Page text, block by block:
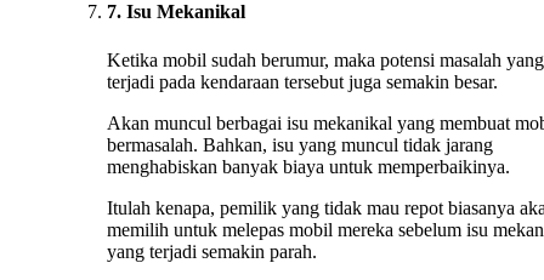
7. Isu Mekanikal
Ketika mobil sudah berumur, maka potensi masalah yang
terjadi pada kendaraan tersebut juga semakin besar.
Akan muncul berbagai isu mekanikal yang membuat
bermasalah. Bahkan, isu yang muncul tidak jarang
menghabiskan banyak biaya untuk memperbaikinya.
Itulah kenapa, pemilik yang tidak mau repot biasanya
memilih untuk melepas mobil mereka sebelum isu
yang terjadi semakin parah.